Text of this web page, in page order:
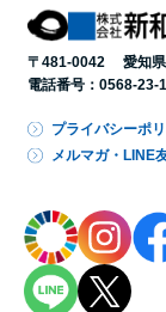
〒481-0042 愛知県
電話番号： 0568-23-
プライバシーポ
メルマガ・LINE